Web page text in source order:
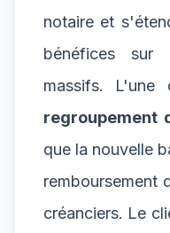
notaire et
bénéfices
massifs. L'une
regroupement
que la nouvelle
remboursement
créanciers. Le